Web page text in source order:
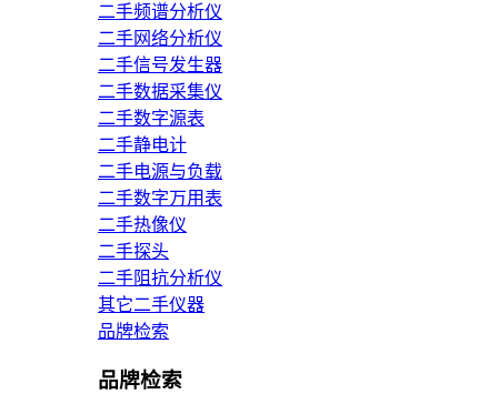
二手频谱分析仪
二手网络分析仪
二手信号发生器
二手数据采集仪
二手数字源表
二手静电计
二手电源与负载
二手数字万用表
二手热像仪
二手探头
二手阻抗分析仪
其它二手仪器
品牌检索
品牌检索